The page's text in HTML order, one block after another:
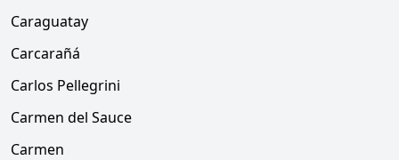
Caraguatay
Carcarañá
Carlos Pellegrini
Carmen del Sauce
Carmen